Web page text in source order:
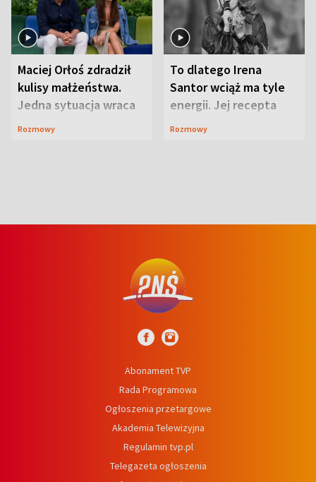
Maciej Orłoś zdradził
kulisy małżeństwa.
Jedna sytuacja wraca
jak bumerang
Rozmowy
To dlatego Irena
Santor wciąż ma tyle
energii. Jej recepta
jest zaskakująco
Rozmowy
Abonament TVP
Rada Programowa
Ogłoszenia przetargowe
Akademia Telewizyjna
Regulamin tvp.pl
Telegazeta ogłoszenia